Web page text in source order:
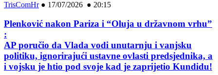
TrisComHr● 17/07/2026 ● 20:15
Plenković nakon Pariza i “Oluja u državnom vrhu”
:
AP poručio da Vlada vodi unutarnju i vanjsku
politiku, ignorirajući ustavne ovlasti predsjednika, a
i vojsku je htio pod svoje kad je zaprijetio Kundidu!